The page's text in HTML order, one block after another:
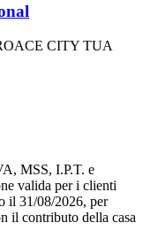
CITY TUA
MSS, I.P.T. e
valida per i clienti
il 31/08/2026, per
il contributo della casa